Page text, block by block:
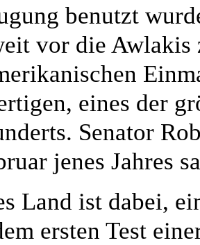
benutzt
vor die Awlakis
eines der
Senator
jenes Jahres
Land ist dabei,
ersten Test